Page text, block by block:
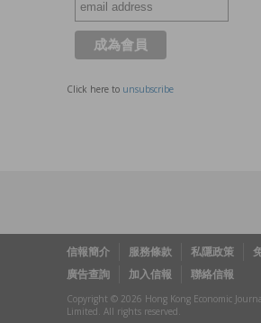
Click here to unsubscribe
信報簡介 服務條款 私隱政策
廣告查詢
加入信報 聯絡信報
Copyright © 2026 Hong Kong Economic
Limited. All rights reserved.